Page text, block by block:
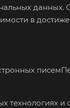
в
и